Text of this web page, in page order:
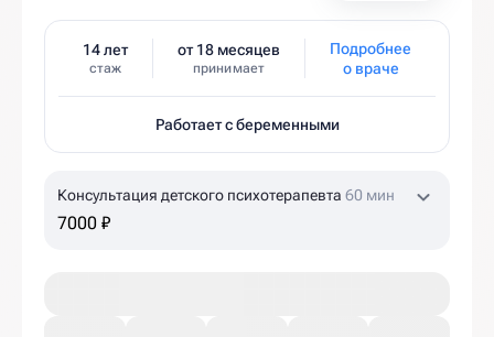
14 лет
стаж
от 18 месяцев
принимает
Подробнее
о враче
Работает с беременными
Консультация детского психотерапевта 60 мин
7000 ₽